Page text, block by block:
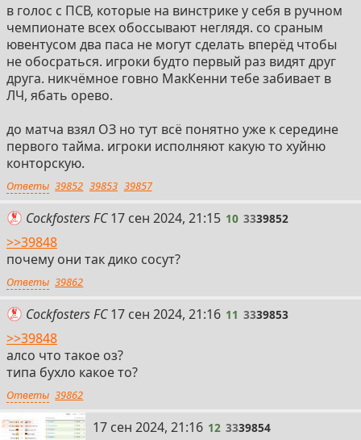
в голос с ПСВ, которые на винстрике у себя в ручном
чемпионате всех обоссывают неглядя. со сраным
ювентусом два паса не могут сделать вперёд чтобы
не обосраться. игроки будто первый раз видят друг
друга. никчёмное говно МакКенни тебе забивает в
ЛЧ, ябать орево.
до матча взял ОЗ но тут всё понятно уже к середине
первого тайма. игроки исполняют какую то хуйню
конторскую.
Ответы 39852 39853 39857
Cockfosters FC 10
17 сен 2024, 21:15 10 3339852
>>39848
почему они так дико сосут?
Ответы 39862
Cockfosters FC 11
17 сен 2024, 21:16 11 3339853
>>39848
алсо что такое оз?
типа бухло какое то?
Ответы 39862
12
17 сен 2024, 21:16 12 3339854